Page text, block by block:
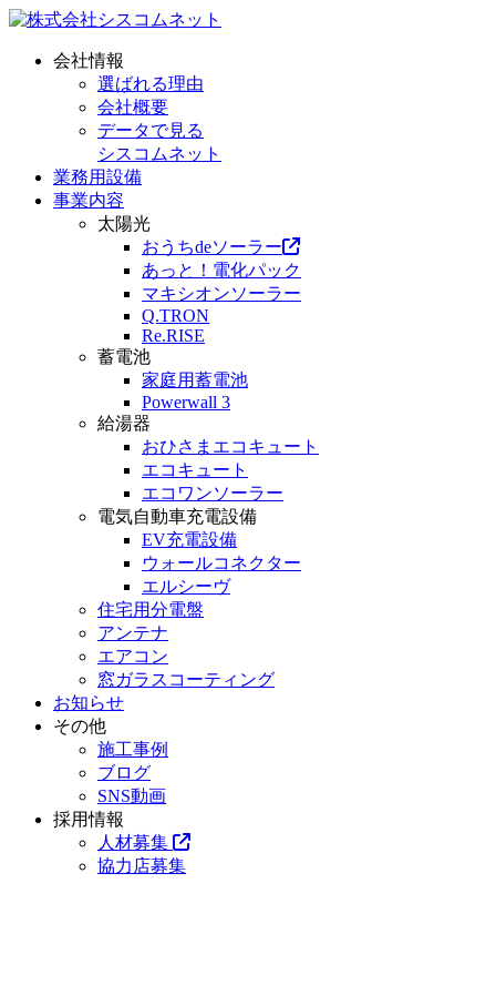
会社情報
選ばれる理由
会社概要
データで見る
シスコムネット
業務用設備
事業内容
太陽光
おうちdeソーラー
あっと！電化パック
マキシオンソーラー
Q.TRON
Re.RISE
蓄電池
家庭用蓄電池
Powerwall 3
給湯器
おひさまエコキュート
エコキュート
エコワンソーラー
電気自動車充電設備
EV充電設備
ウォールコネクター
エルシーヴ
住宅用分電盤
アンテナ
エアコン
窓ガラスコーティング
お知らせ
その他
施工事例
ブログ
SNS動画
採用情報
人材募集
協力店募集